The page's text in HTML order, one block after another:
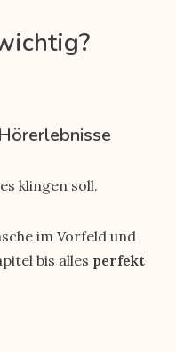
klingen soll.
im Vorfeld und
bis alles perfekt